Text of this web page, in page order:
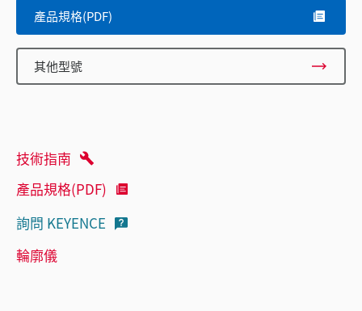
產品規格(PDF)
其他型號
技術指南
產品規格(PDF)
詢問 KEYENCE
輪廓儀